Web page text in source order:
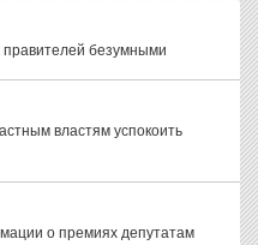
правителей безумными
властям успокоить
о премиях депутатам